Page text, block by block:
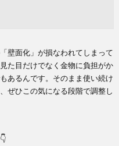
壁面化」が損なわれてしまって
た目だけでなく金物に負担がか
あるんです。そのまま使い続け
ぜひこの気になる段階で調整し